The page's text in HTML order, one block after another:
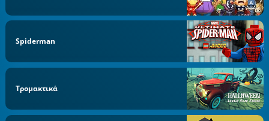
Spiderman
Τρομακτικά